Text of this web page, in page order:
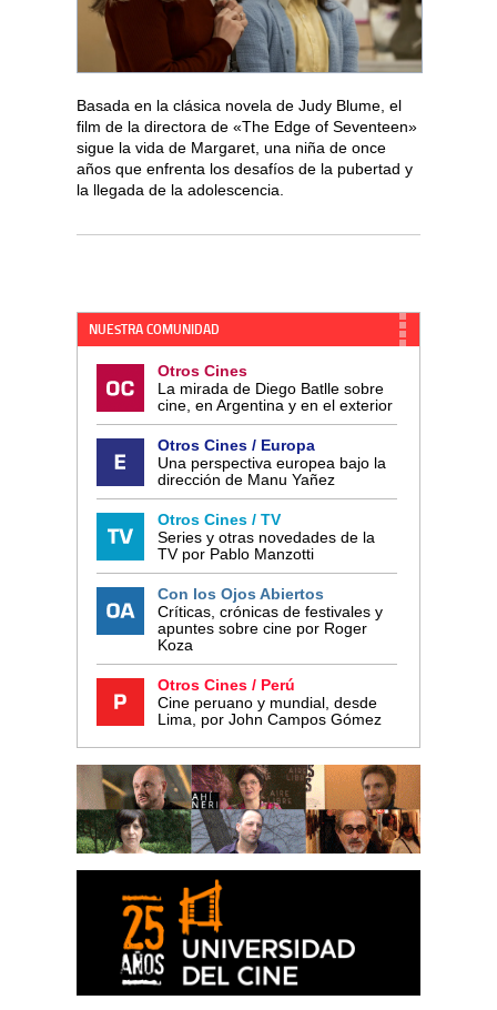
Basada en la clásica novela de Judy Blume, el
film de la directora de «The Edge of Seventeen»
sigue la vida de Margaret, una niña de once
años que enfrenta los desafíos de la pubertad y
la llegada de la adolescencia.
NUESTRA COMUNIDAD
Otros Cines
La mirada de Diego Batlle sobre
cine, en Argentina y en el exterior
Otros Cines / Europa
Una perspectiva europea bajo la
dirección de Manu Yañez
Otros Cines / TV
Series y otras novedades de la
TV por Pablo Manzotti
Con los Ojos Abiertos
Críticas, crónicas de festivales y
apuntes sobre cine por Roger
Koza
Otros Cines / Perú
Cine peruano y mundial, desde
Lima, por John Campos Gómez